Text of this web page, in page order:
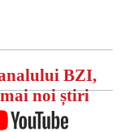
BZI,
noi știri